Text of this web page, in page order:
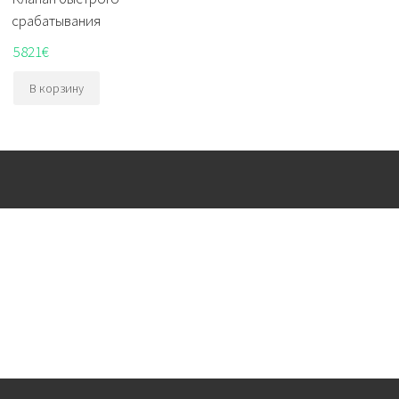
срабатывания
5821€
В корзину